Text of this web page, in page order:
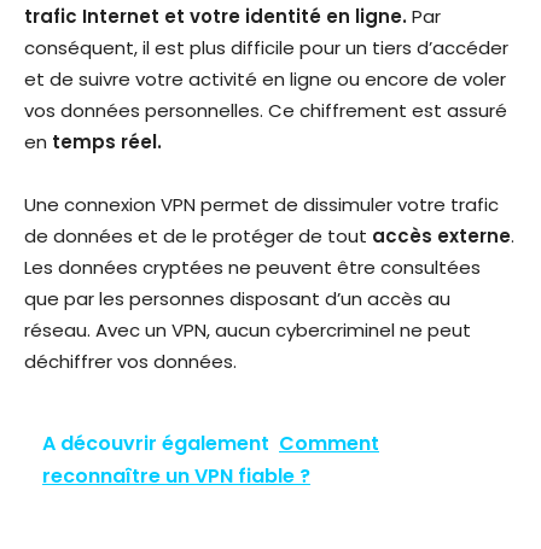
trafic Internet et votre identité en ligne.Par
conséquent, il est plus difficile pour un tiers d’accéder
et de suivre votre activité en ligne ou encore de voler
vos données personnelles. Ce chiffrement est assuré
en temps réel.
Une connexion VPN permet de dissimuler votre trafic
de données et de le protéger de tout accès externe.
Les données cryptées ne peuvent être consultées
que par les personnes disposant d’un accès au
réseau. Avec un VPN, aucun cybercriminel ne peut
déchiffrer vos données.
A découvrir également Comment
reconnaître un VPN fiable ?